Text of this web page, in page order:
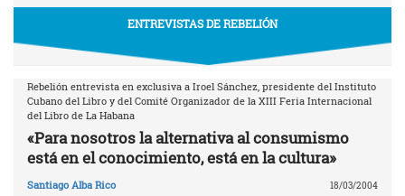
ENTREVISTAS DE REBELIÓN
Rebelión entrevista en exclusiva a Iroel Sánchez, presidente del Instituto
Cubano del Libro y del Comité Organizador de la XIII Feria Internacional
del Libro de La Habana
«Para nosotros la alternativa al consumismo
está en el conocimiento, está en la cultura»
Santiago Alba Rico 18/03/2004